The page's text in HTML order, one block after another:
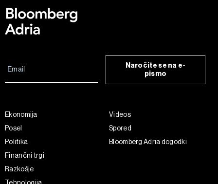
Naročite se na e-
pismo
Ekonomija
Posel
Politika
Finančni trgi
Razkošje
Tehnologija
Videos
Spored
Bloomberg Adria dogodki